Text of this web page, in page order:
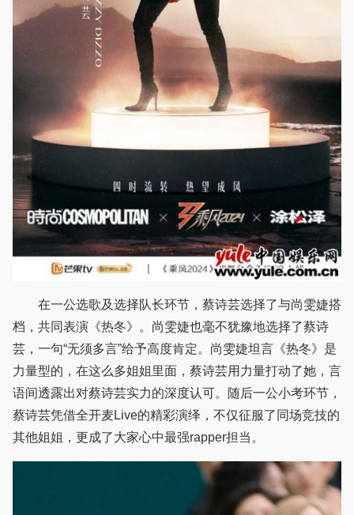
在一公选歌及选择队长环节，蔡诗芸选择了与尚雯婕搭
档，共同表演《热冬》。尚雯婕也毫不犹豫地选择了蔡诗
芸，一句“无须多言”给予高度肯定。尚雯婕坦言《热冬》是
力量型的，在这么多姐姐里面，蔡诗芸用力量打动了她，言
语间透露出对蔡诗芸实力的深度认可。随后一公小考环节，
蔡诗芸凭借全开麦Live的精彩演绎，不仅征服了同场竞技的
其他姐姐，更成了大家心中最强rapper担当。